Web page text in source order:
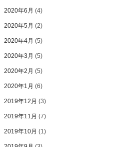
2020年6月 (4)
2020年5月 (2)
2020年4月 (5)
2020年3月 (5)
2020年2月 (5)
2020年1月 (6)
2019年12月 (3)
2019年11月 (7)
2019年10月 (1)